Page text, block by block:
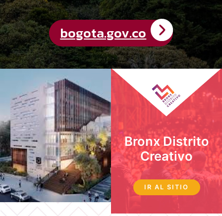
Bronx Distrito
Creativo
IR AL SITIO